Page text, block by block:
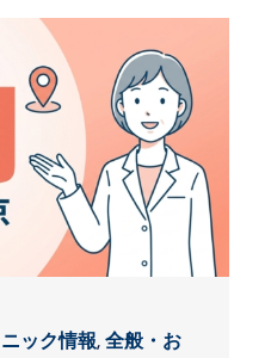
ック情報,全般・お